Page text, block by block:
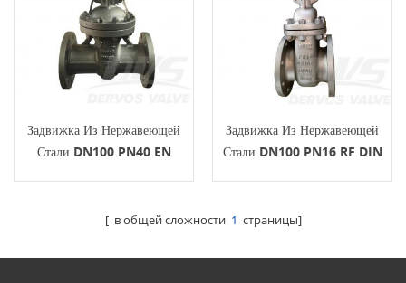
Задвижка Из Нержавеющей
Стали DN100 PN40 EN
Задвижка Из Нержавеющей
Стали DN100 PN16 RF DIN
[ в общей сложности 1 страницы]